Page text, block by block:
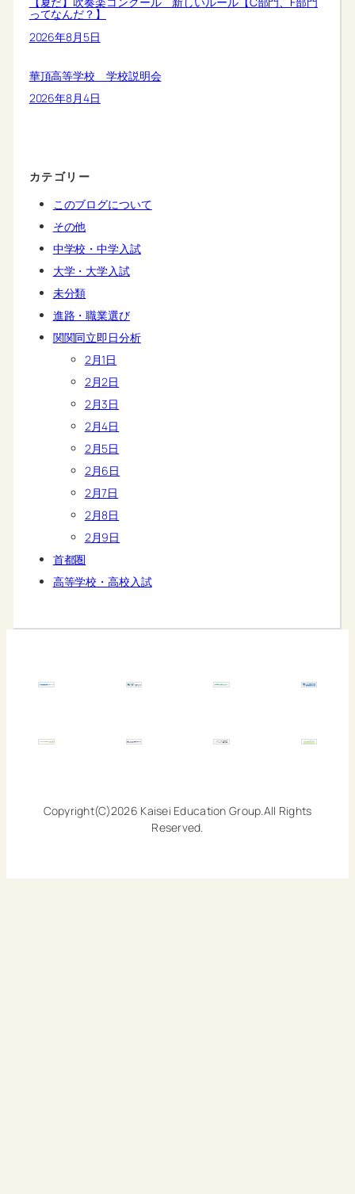
ってなんだ？】
2026年8月5日
華頂高等学校 学校説明会
2026年8月4日
カテゴリー
このブログについて
その他
中学校・中学入試
大学・大学入試
未分類
進路・職業選び
関関同立即日分析
2月1日
2月2日
2月3日
2月4日
2月5日
2月6日
2月7日
2月8日
2月9日
首都圏
高等学校・高校入試
Copyright(C)2026 Kaisei Education Group.All Rights
Reserved.